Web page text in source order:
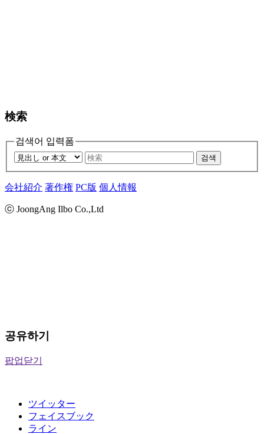
検索
검색어 입력폼
검색
会社紹介 著作権 PC版 個人情報
ⓒ JoongAng Ilbo Co.,Ltd
공유하기
팝업닫기
ツイッター
フェイスブック
ライン